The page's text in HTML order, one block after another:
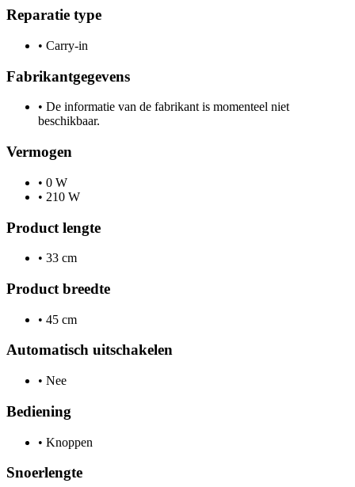
Reparatie type
• Carry-in
Fabrikantgegevens
• De informatie van de fabrikant is momenteel niet
beschikbaar.
Vermogen
• 0 W
• 210 W
Product lengte
• 33 cm
Product breedte
• 45 cm
Automatisch uitschakelen
• Nee
Bediening
• Knoppen
Snoerlengte